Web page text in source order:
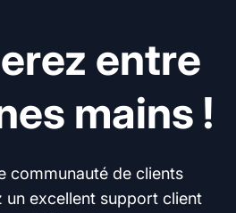
entre
mains !
communauté de clients
un excellent support client